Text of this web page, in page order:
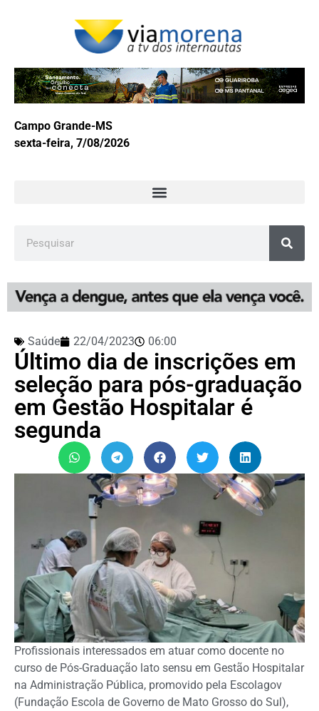
Campo Grande-MS
sexta-feira, 7/08/2026
Saúde 22/04/2023 06:00
Último dia de inscrições em
seleção para pós-graduação
em Gestão Hospitalar é
segunda
Profissionais interessados em atuar como docente no
curso de Pós-Graduação lato sensu em Gestão Hospitalar
na Administração Pública, promovido pela Escolagov
(Fundação Escola de Governo de Mato Grosso do Sul),